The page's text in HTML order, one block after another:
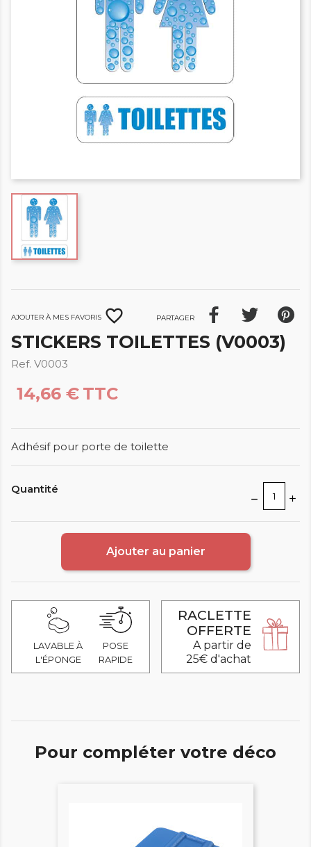
Ajouter à mes favoris favorite_border Partager
STICKERS TOILETTES (V0003)
Ref. V0003
14,66 € TTC
Adhésif pour porte de toilette
Quantité
Ajouter au panier
LAVABLE À
L'ÉPONGE
POSE
RAPIDE
RACLETTE
OFFERTE
A partir de
25€ d'achat
Pour compléter votre déco